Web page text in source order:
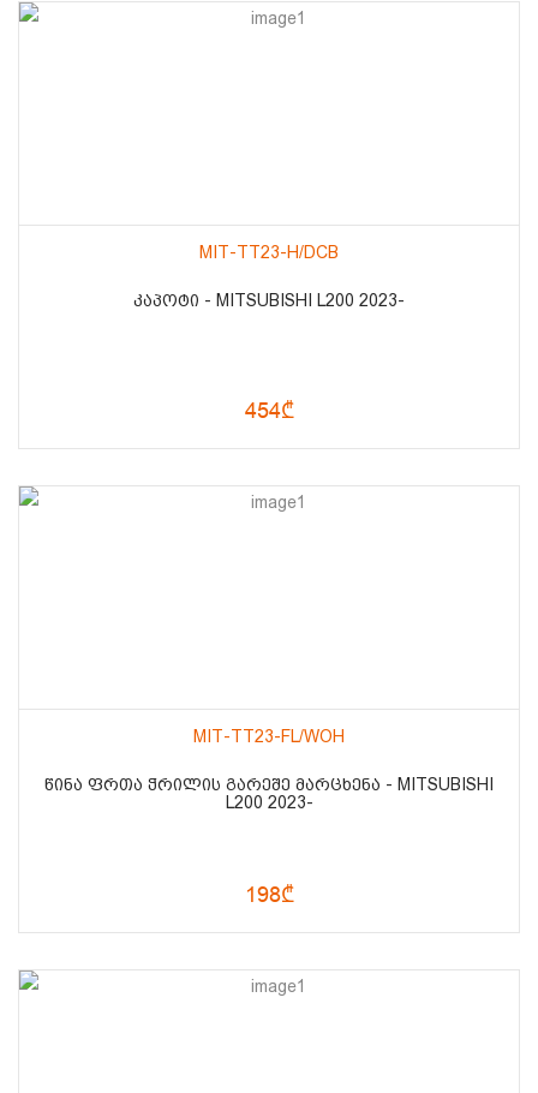
MIT-TT23-H/DCB
ᲙᲐᲞᲝᲢᲘ - MITSUBISHI L200 2023-
454₾
MIT-TT23-FL/WOH
ᲬᲘᲜᲐ ᲤᲠᲗᲐ ᲭᲠᲘᲚᲘᲡ ᲒᲐᲠᲔᲨᲔ ᲛᲐᲠᲪᲮᲔᲜᲐ - MITSUBISHI
L200 2023-
198₾